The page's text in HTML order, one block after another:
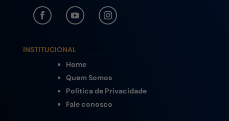
INSTITUCIONAL
Home
Quem Somos
Política de Privacidade
Fale conosco